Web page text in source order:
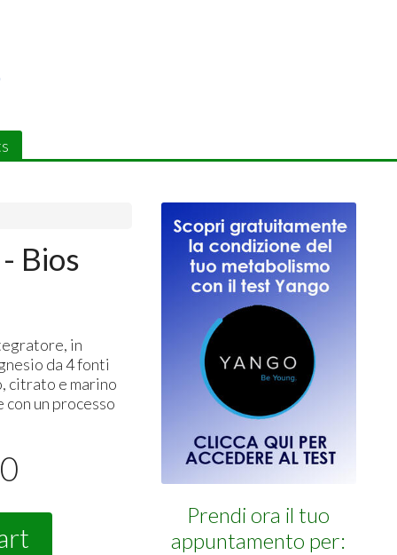
Bios
in
da 4 fonti
citrato e marino
con un processo
Prendi ora il tuo
appuntamento per: